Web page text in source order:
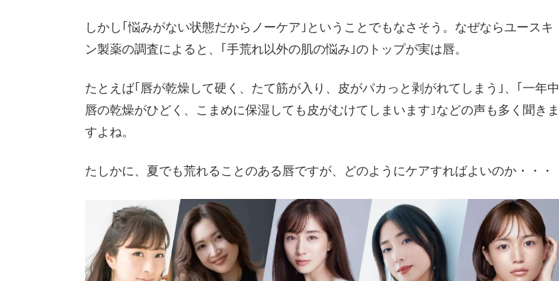
しかし｢悩みがない状態だからノーケア｣ということでもなさそう。なぜならユースキ
ン製薬の調査によると、｢手荒れ以外の肌の悩み｣のトップが実は唇。
たとえば｢唇が乾燥して硬く、たて筋が入り、皮がパカっと剥がれてしまう｣、｢一年中
唇の乾燥がひどく、こまめに保湿しても皮がむけてしまいます｣などの声も多く聞きま
すよね。
たしかに、夏でも荒れることのある唇ですが、どのようにケアすればよいのか・・・